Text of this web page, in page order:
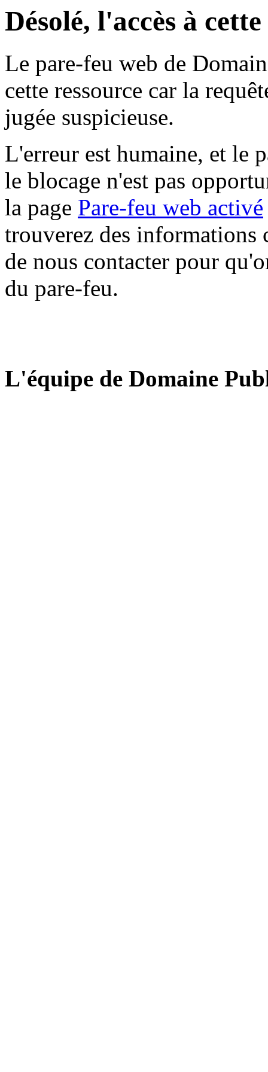
Désolé, l'accès à
Le pare-feu web de
cette ressource car la
jugée suspicieuse.
L'erreur est humaine, et le
le blocage n'est pas
la page Pare-feu web activé
trouverez des informations
de nous contacter pour
du pare-feu.
L'équipe de Domaine